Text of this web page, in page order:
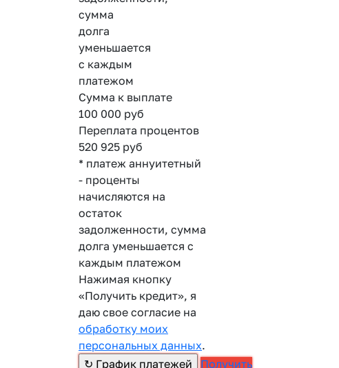
сумма
долга
уменьшается
с каждым
платежом
Сумма к выплате
100 000 руб
Переплата процентов
520 925 руб
* платеж аннуитетный
- проценты
начисляются на
остаток
задолженности, сумма
долга уменьшается с
каждым платежом
Нажимая кнопку
«Получить кредит», я
даю свое согласие на
обработку моих
персональных данных.
Получить